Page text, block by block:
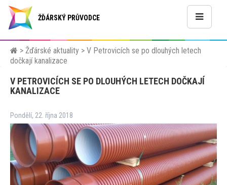
ŽĎÁRSKÝ PRŮVODCE
> Žďárské aktuality > V Petrovicích se po dlouhých letech
dočkají kanalizace
V PETROVICÍCH SE PO DLOUHÝCH LETECH DOČKAJÍ
KANALIZACE
Pondělí, 22. října 2018